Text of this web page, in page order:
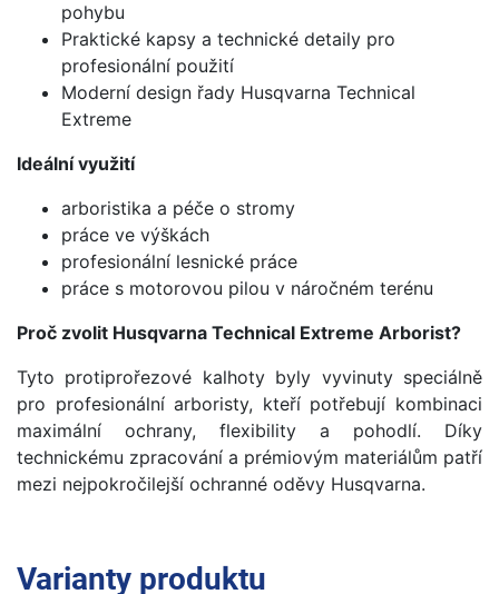
pohybu
Praktické kapsy a technické detaily pro
profesionální použití
Moderní design řady Husqvarna Technical
Extreme
Ideální využití
arboristika a péče o stromy
práce ve výškách
profesionální lesnické práce
práce s motorovou pilou v náročném terénu
Proč zvolit Husqvarna Technical Extreme Arborist?
Tyto protiprořezové kalhoty byly vyvinuty speciálně
pro profesionální arboristy, kteří potřebují kombinaci
maximální ochrany, flexibility a pohodlí. Díky
technickému zpracování a prémiovým materiálům patří
mezi nejpokročilejší ochranné oděvy Husqvarna.
Varianty produktu